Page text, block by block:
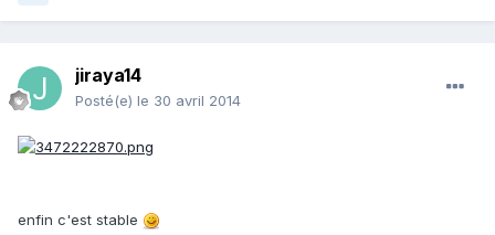
jiraya14
Posté(e) le 30 avril 2014
enfin c'est stable